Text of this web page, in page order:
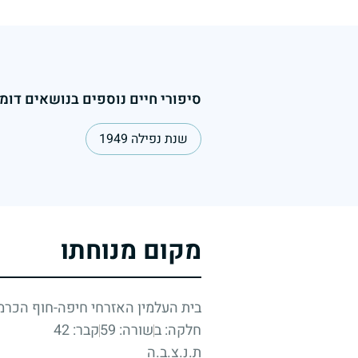
סיפורי חיים נוספים בנושאים
שנת נפילה 1949
מקום מנוחתו
בית העלמין האזרחי חיפה-חוף
חלקה: בשורה: 59
קבר: 42
ת.נ.צ.ב.ה